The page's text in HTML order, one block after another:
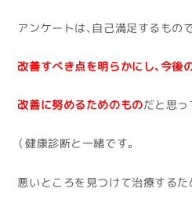
アンケートは、自己満足するもので
改善すべき点を明らかにし、今後
改善に努めるためのものだと思っ
（健康診断と一緒です。
悪いところを見つけて治療するた